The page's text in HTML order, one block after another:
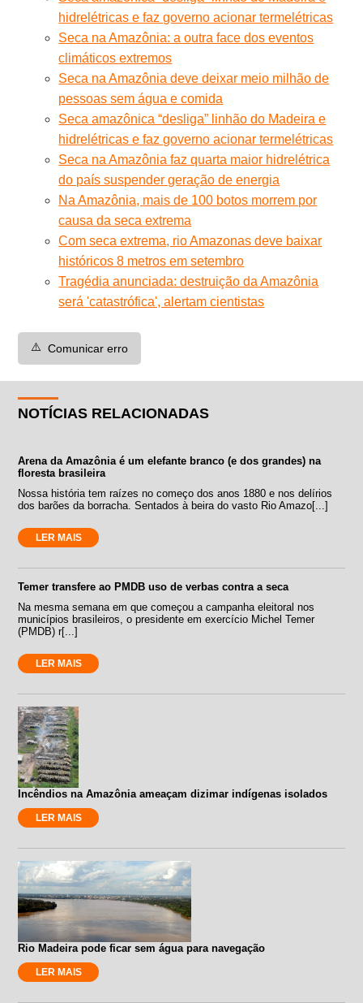
hidrelétricas e faz governo acionar termelétricas
Seca na Amazônia: a outra face dos eventos
climáticos extremos
Seca na Amazônia deve deixar meio milhão de
pessoas sem água e comida
Seca amazônica “desliga” linhão do Madeira e
hidrelétricas e faz governo acionar termelétricas
Seca na Amazônia faz quarta maior hidrelétrica
do país suspender geração de energia
Na Amazônia, mais de 100 botos morrem por
causa da seca extrema
Com seca extrema, rio Amazonas deve baixar
históricos 8 metros em setembro
Tragédia anunciada: destruição da Amazônia
será 'catastrófica', alertam cientistas
⚠️ Comunicar erro
NOTÍCIAS RELACIONADAS
Arena da Amazônia é um elefante branco (e dos grandes) na
floresta brasileira
Nossa história tem raízes no começo dos anos 1880 e nos delírios
dos barões da borracha. Sentados à beira do vasto Rio Amazo[...]
LER MAIS
Temer transfere ao PMDB uso de verbas contra a seca
Na mesma semana em que começou a campanha eleitoral nos
municípios brasileiros, o presidente em exercício Michel Temer
(PMDB) r[...]
LER MAIS
Incêndios na Amazônia ameaçam dizimar indígenas isolados
LER MAIS
Rio Madeira pode ficar sem água para navegação
LER MAIS